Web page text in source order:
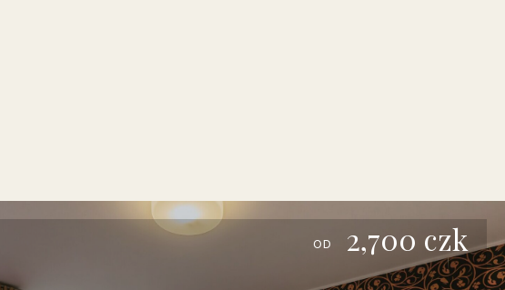
OD 2,700 czk